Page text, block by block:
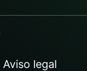
Aviso legal